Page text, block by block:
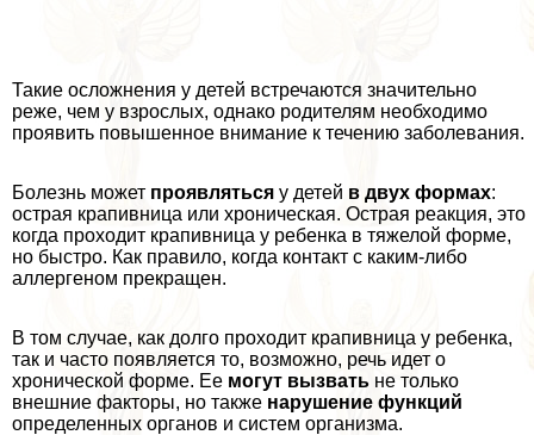
Такие осложнения у детей встречаются значительно
реже, чем у взрослых, однако родителям необходимо
проявить повышенное внимание к течению заболевания.
Болезнь может проявляться у детей в двух формах:
острая крапивница или хроническая. Острая реакция, это
когда проходит крапивница у ребенка в тяжелой форме,
но быстро. Как правило, когда контакт с каким-либо
аллергеном прекращен.
В том случае, как долго проходит крапивница у ребенка,
так и часто появляется то, возможно, речь идет о
хронической форме. Ее могут вызвать не только
внешние факторы, но также нарушение функций
определенных органов и систем организма.